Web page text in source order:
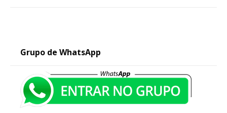
Grupo de WhatsApp